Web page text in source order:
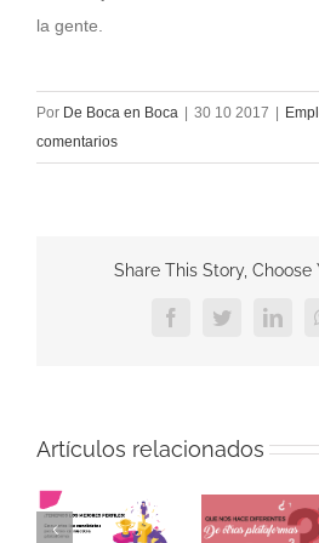
la gente.
Por De Boca en Boca | 30 10 2017 |
comentarios
Share This Story, Choose
FacebookTwitter
Artículos relacionados